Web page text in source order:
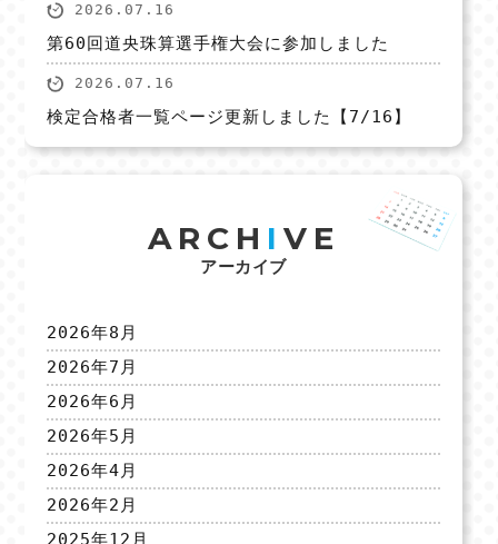
2026.07.16
第60回道央珠算選手権大会に参加しました
2026.07.16
検定合格者一覧ページ更新しました【7/16】
ARCH I VE
アーカイブ
2026年8月
2026年7月
2026年6月
2026年5月
2026年4月
2026年2月
2025年12月